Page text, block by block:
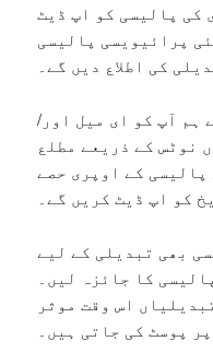
کی پالیسی کو اپ ڈیٹ
پرائیویسی پالیسی
کی اطلاع دیں گے۔
ہم آپ کو ای میل اور/
نوٹس کے ذریعے مطلع
کے اوپری حصے
کو اپ ڈیٹ کریں گے۔
بھی تبدیلی کے لیے
کا جائزہ لیں۔
اس وقت موثر
پوسٹ کی جاتی ہیں۔